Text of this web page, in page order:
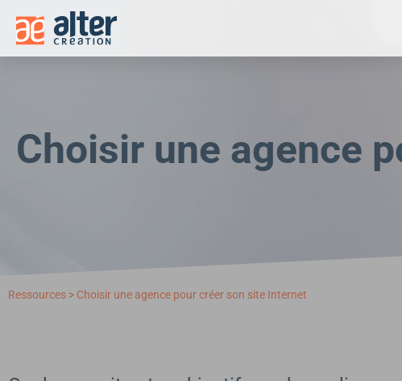
Choisir une agence
Ressources > Choisir une agence pour créer son site Internet
Panneau de gestion des cookies